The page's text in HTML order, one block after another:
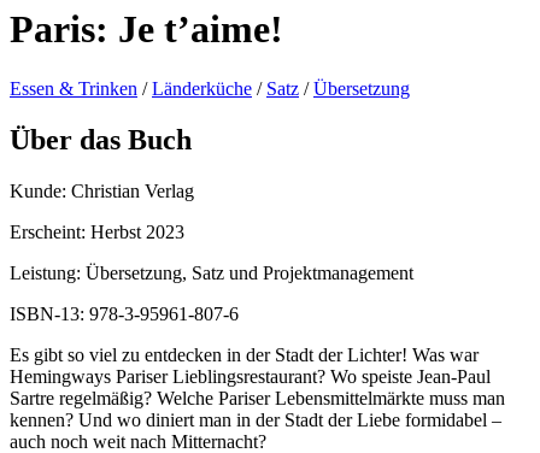
Paris: Je t’aime!
Essen & Trinken /Länderküche / Satz /Übersetzung
Über das Buch
Kunde: Christian Verlag
Erscheint: Herbst 2023
Leistung: Übersetzung, Satz und Projektmanagement
ISBN-13: 978-3-95961-807-6
Es gibt so viel zu entdecken in der Stadt der Lichter! Was war
Hemingways Pariser Lieblingsrestaurant? Wo speiste Jean-Paul
Sartre regelmäßig? Welche Pariser Lebensmittelmärkte muss man
kennen? Und wo diniert man in der Stadt der Liebe formidabel –
auch noch weit nach Mitternacht?